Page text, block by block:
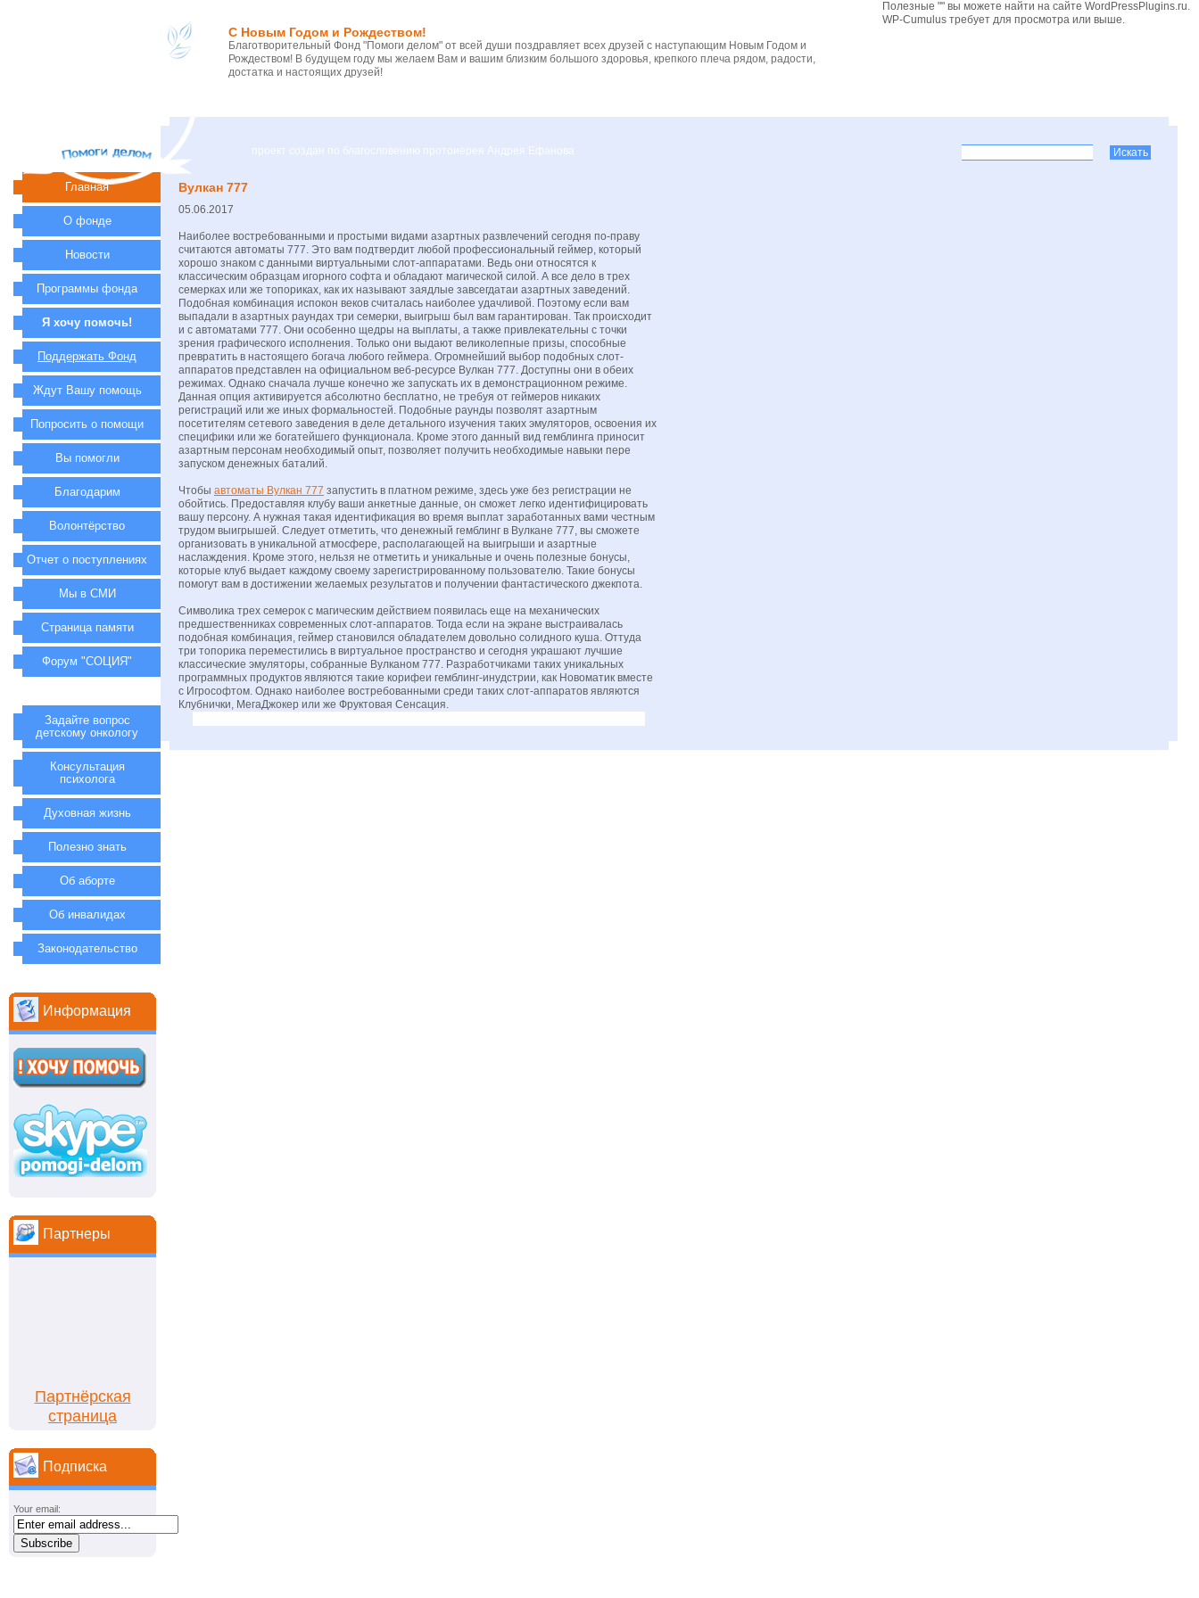
С Новым Годом и Рождеством!
Благотворительный Фонд "Помоги делом" от всей души поздравляет всех друзей с наступающим Новым Годом и
Рождеством! В будущем году мы желаем Вам и вашим близким большого здоровья, крепкого плеча рядом, радости,
достатка и настоящих друзей!
Полезные "" вы можете найти на сайте WordPressPlugins.ru.
WP-Cumulus требует для просмотра или выше.
проект создан по благословению протоиерея Андрея Ефанова
Вулкан 777
05.06.2017
Наиболее востребованными и простыми видами азартных развлечений сегодня по-праву
считаются автоматы 777. Это вам подтвердит любой профессиональный геймер, который
хорошо знаком с данными виртуальными слот-аппаратами. Ведь они относятся к
классическим образцам игорного софта и обладают магической силой. А все дело в трех
семерках или же топориках, как их называют заядлые завсегдатаи азартных заведений.
Подобная комбинация испокон веков считалась наиболее удачливой. Поэтому если вам
выпадали в азартных раундах три семерки, выигрыш был вам гарантирован. Так происходит
и с автоматами 777. Они особенно щедры на выплаты, а также привлекательны с точки
зрения графического исполнения. Только они выдают великолепные призы, способные
превратить в настоящего богача любого геймера. Огромнейший выбор подобных слот-
аппаратов представлен на официальном веб-ресурсе Вулкан 777. Доступны они в обеих
режимах. Однако сначала лучше конечно же запускать их в демонстрационном режиме.
Данная опция активируется абсолютно бесплатно, не требуя от геймеров никаких
регистраций или же иных формальностей. Подобные раунды позволят азартным
посетителям сетевого заведения в деле детального изучения таких эмуляторов, освоения их
специфики или же богатейшего функционала. Кроме этого данный вид гемблинга приносит
азартным персонам необходимый опыт, позволяет получить необходимые навыки пере
запуском денежных баталий.
Чтобы автоматы Вулкан 777 запустить в платном режиме, здесь уже без регистрации не
обойтись. Предоставляя клубу ваши анкетные данные, он сможет легко идентифицировать
вашу персону. А нужная такая идентификация во время выплат заработанных вами честным
трудом выигрышей. Следует отметить, что денежный гемблинг в Вулкане 777, вы сможете
организовать в уникальной атмосфере, располагающей на выигрыши и азартные
наслаждения. Кроме этого, нельзя не отметить и уникальные и очень полезные бонусы,
которые клуб выдает каждому своему зарегистрированному пользователю. Такие бонусы
помогут вам в достижении желаемых результатов и получении фантастического джекпота.
Символика трех семерок с магическим действием появилась еще на механических
предшественниках современных слот-аппаратов. Тогда если на экране выстраивалась
подобная комбинация, геймер становился обладателем довольно солидного куша. Оттуда
три топорика переместились в виртуальное пространство и сегодня украшают лучшие
классические эмуляторы, собранные Вулканом 777. Разработчиками таких уникальных
программных продуктов являются такие корифеи гемблинг-инудстрии, как Новоматик вместе
с Игрософтом. Однако наиболее востребованными среди таких слот-аппаратов являются
Клубнички, МегаДжокер или же Фруктовая Сенсация.
Главная
О фонде
Новости
Программы фонда
Я хочу помочь!
Поддержать Фонд
Ждут Вашу помощь
Попросить о помощи
Вы помогли
Благодарим
Волонтёрство
Отчет о поступлениях
Мы в СМИ
Страница памяти
Форум "СОЦИЯ"
Задайте вопрос
детскому онкологу
Консультация
психолога
Духовная жизнь
Полезно знать
Об аборте
Об инвалидах
Законодательство
Информация
Партнеры
Партнёрская
страница
Подписка
Your email: